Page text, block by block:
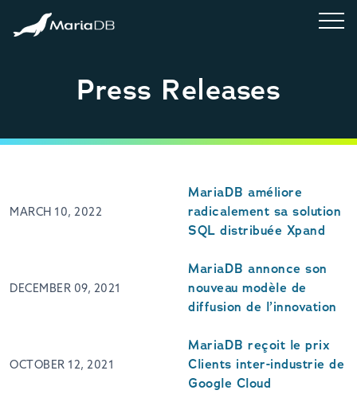
Press Releases
MARCH 10, 2022
MariaDB améliore
radicalement sa solution
SQL distribuée Xpand
DECEMBER 09, 2021
MariaDB annonce son
nouveau modèle de
diffusion de l’innovation
OCTOBER 12, 2021
MariaDB reçoit le prix
Clients inter-industrie de
Google Cloud